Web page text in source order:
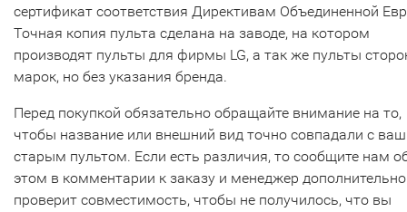
сертификат соответствия Директивам Объединенной
Точная копия пульта сделана на заводе, на котором
производят пульты для фирмы LG, а так же пульты
марок, но без указания бренда.
Перед покупкой обязательно обращайте внимание на то,
чтобы название или внешний вид точно совпадали с
старым пультом. Если есть различия, то сообщите нам
этом в комментарии к заказу и менеджер дополнительно
проверит совместимость, чтобы не получилось, что вы